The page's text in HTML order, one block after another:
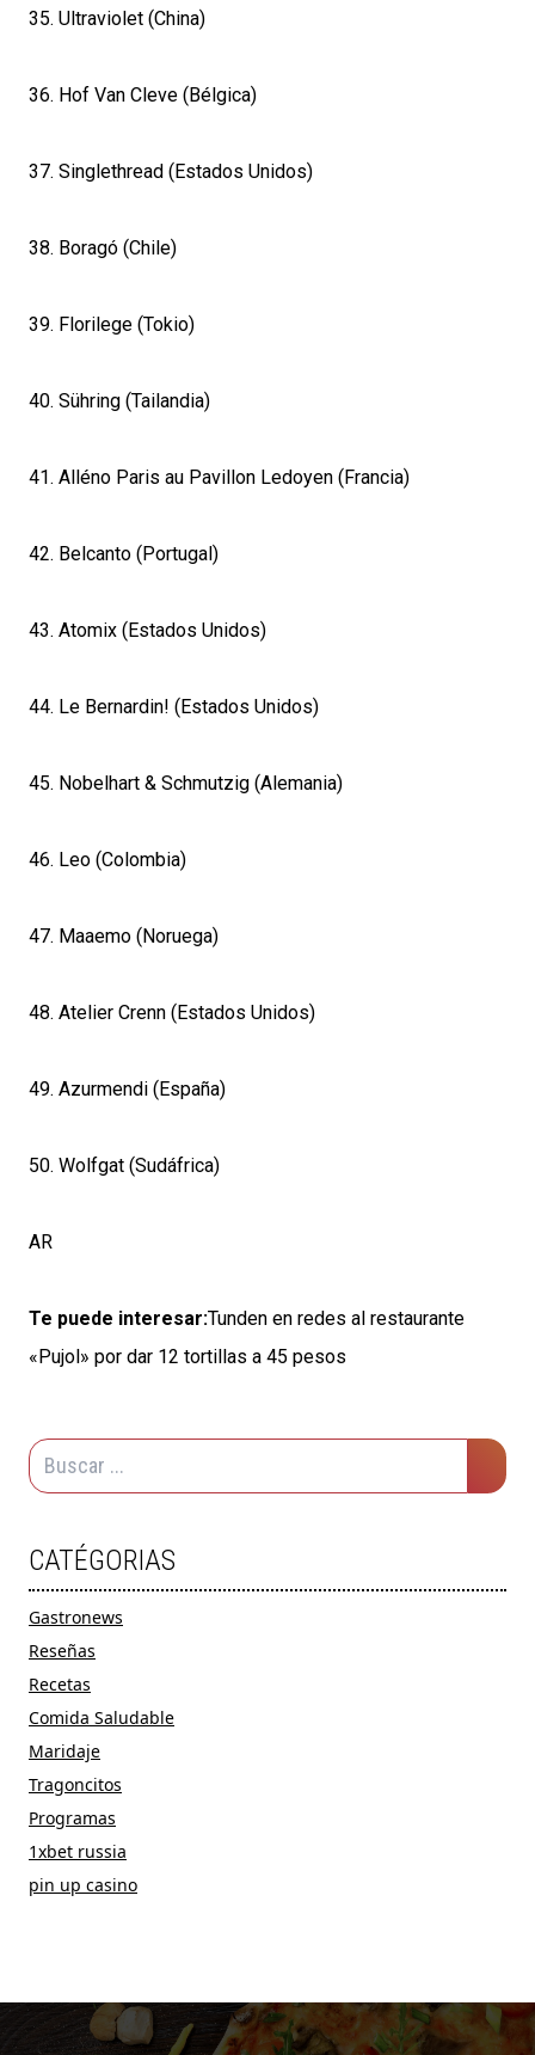
35. Ultraviolet (China)
36. Hof Van Cleve (Bélgica)
37. Singlethread (Estados Unidos)
38. Boragó (Chile)
39. Florilege (Tokio)
40. Sühring (Tailandia)
41. Alléno Paris au Pavillon Ledoyen (Francia)
42. Belcanto (Portugal)
43. Atomix (Estados Unidos)
44. Le Bernardin! (Estados Unidos)
45. Nobelhart & Schmutzig (Alemania)
46. Leo (Colombia)
47. Maaemo (Noruega)
48. Atelier Crenn (Estados Unidos)
49. Azurmendi (España)
50. Wolfgat (Sudáfrica)
AR
Te puede interesar:Tunden en redes al restaurante
«Pujol» por dar 12 tortillas a 45 pesos
CATÉGORIAS
Gastronews
Reseñas
Recetas
Comida Saludable
Maridaje
Tragoncitos
Programas
1xbet russia
pin up casino